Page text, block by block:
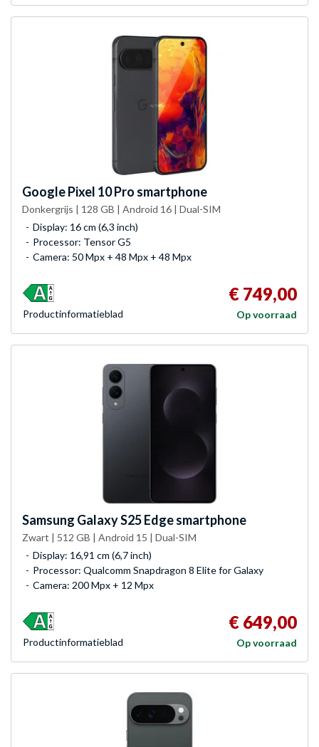
GooglePixel 10 Pro smartphone
Donkergrijs | 128 GB | Android 16 | Dual-SIM
Display: 16 cm (6,3 inch)
Processor: Tensor G5
Camera: 50 Mpx + 48 Mpx + 48 Mpx
€ 749,00
Op voorraad
Product­informatieblad
Samsung Galaxy S25 Edge smartphone
Zwart | 512 GB | Android 15 | Dual-SIM
Display: 16,91 cm (6,7 inch)
Processor: Qualcomm Snapdragon 8 Elite for Galaxy
Camera: 200 Mpx + 12 Mpx
€ 649,00
Op voorraad
Product­informatieblad